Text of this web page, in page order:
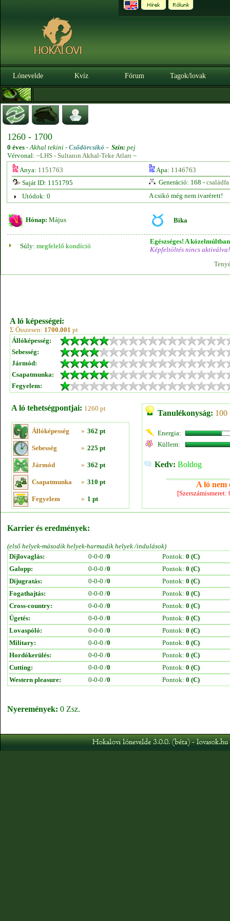
Lónevelde Kvíz Fórum Tagok/lovak
1260 - 1700
0 éves -Akhal tekini - Csődörcsikó - Szín: pej
Vérvonal: ~LHS - Sultanın Akhal-Teke Atları ~
Anya: 1151763 Apa: 1146763
Saját ID: 1151795
Generáció: 168 - családfa
Utódok: 0
A csikó még nem ivarérett!
Hónap: Május Bika
Súly: megfelelő kondíció
Egészséges! A
Képfeltöltés nincs aktiválva!
A ló képességei:
Σ Összesen: 1700.001 pt
Állóképesség:
Sebesség:
Jármód:
Csapatmunka:
Fegyelem:
A ló tehetségpontjai: 1260 pt
Állóképesség » 362 pt
Sebesség » 225 pt
Jármód » 362 pt
Csapatmunka » 310 pt
Fegyelem » 1 pt
Tanulékonyság: 100
Energia:
Küllem:
Kedv: Boldog
A ló nem
Karrier és eredmények:
(első helyek-második helyek-harmadik helyek /indulások)
Díjlovaglás:
0-0-0 /0 Pontok: 0 (C)
Galopp:
0-0-0 /0 Pontok: 0 (C)
Díjugratás:
0-0-0 /0 Pontok: 0 (C)
Fogathajtás:
0-0-0 /0 Pontok: 0 (C)
Cross-country:
0-0-0 /0 Pontok: 0 (C)
Ügetés:
0-0-0 /0 Pontok: 0 (C)
Lovaspóló:
0-0-0 /0 Pontok: 0 (C)
Military:
0-0-0 /0 Pontok: 0 (C)
Hordókerülés:
0-0-0 /0 Pontok: 0 (C)
Cutting:
0-0-0 /0 Pontok: 0 (C)
Western pleasure:
0-0-0 /0 Pontok: 0 (C)
Nyeremények: 0 Zsz.